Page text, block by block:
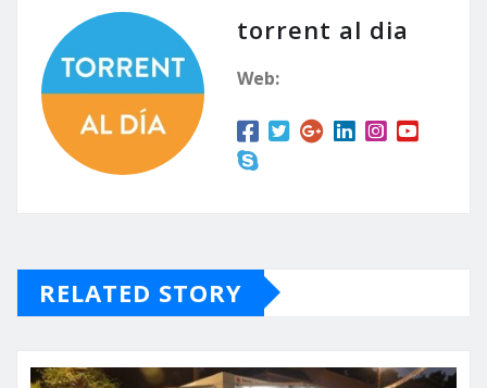
torrent al dia
Web:
RELATED STORY